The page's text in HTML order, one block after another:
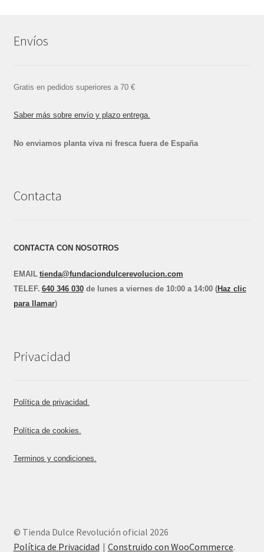
Envíos
Gratis en pedidos superiores a 70 €
Saber más sobre envío y plazo entrega.
No enviamos planta viva ni fresca fuera de España
Contacta
CONTACTA CON NOSOTROS
EMAIL tienda@fundaciondulcerevolucion.com
TELE F. 640 346 030de lunes a viernes de 10:00 a 14:00 (Haz clic
para llamar)
Privacidad
Política de privacidad.
Política de cookies.
Terminos y condiciones.
© Tienda Dulce Revolución oficial 2026
Política de Privacidad
Construido con WooCommerce.